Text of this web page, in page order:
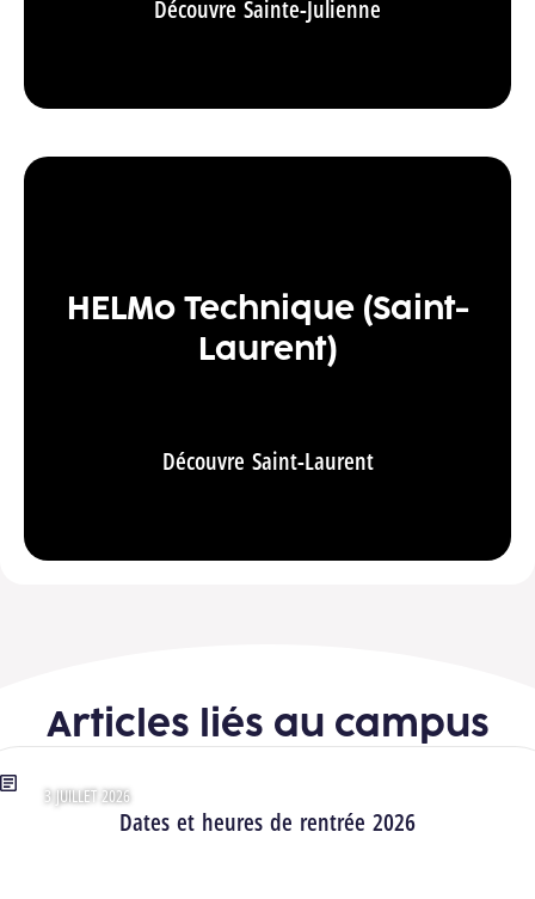
Découvre Sainte-Julienne
HELMo Technique (Saint-
Laurent)
Découvre Saint-Laurent
Articles liés au campus
Dates et heures de rentrée 2026
Type : Articles
3 JUILLET 2026